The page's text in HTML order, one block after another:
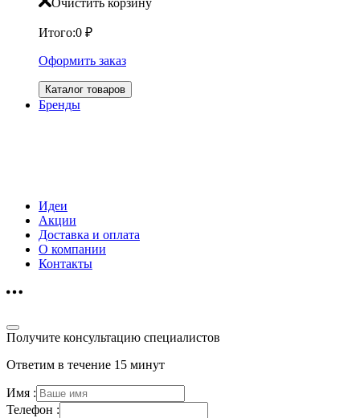
Очистить корзину
Итого:0 ₽
Оформить заказ
Каталог товаров
Бренды
Идеи
Акции
Доставка и оплата
О компании
Контакты
Получите консультацию специалистов
Ответим в течение 15 минут
Имя :
Телефон :